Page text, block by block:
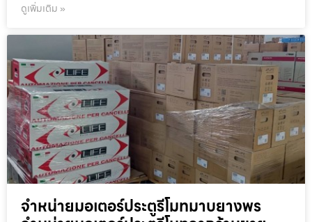
ดูเพิ่มเติม »
จำหน่ายมอเตอร์ประตูรีโมทมาบยางพร